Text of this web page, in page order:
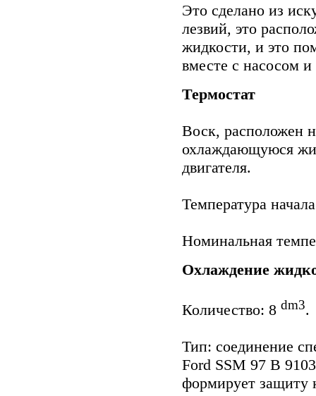
Это сделано из
лезвий, это
жидкости, и это
вместе с насосом и
Термостат
Воск, расположен
охлаждающуюся
двигателя.
Температура
Номинальная
Охлаждение
Количество: 8 dm3.
Тип: соединение
Ford SSM 97 B
формирует защиту